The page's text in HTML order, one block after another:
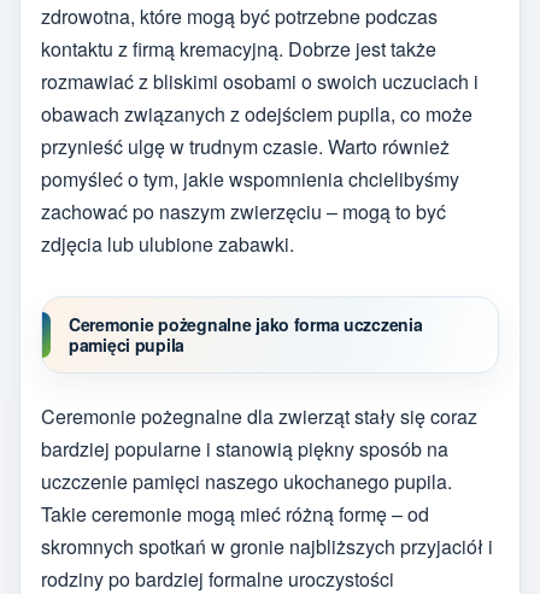
zdrowotna, które mogą być potrzebne podczas
kontaktu z firmą kremacyjną. Dobrze jest także
rozmawiać z bliskimi osobami o swoich uczuciach i
obawach związanych z odejściem pupila, co może
przynieść ulgę w trudnym czasie. Warto również
pomyśleć o tym, jakie wspomnienia chcielibyśmy
zachować po naszym zwierzęciu – mogą to być
zdjęcia lub ulubione zabawki.
Ceremonie pożegnalne jako forma uczczenia
pamięci pupila
Ceremonie pożegnalne dla zwierząt stały się coraz
bardziej popularne i stanowią piękny sposób na
uczczenie pamięci naszego ukochanego pupila.
Takie ceremonie mogą mieć różną formę – od
skromnych spotkań w gronie najbliższych przyjaciół i
rodziny po bardziej formalne uroczystości